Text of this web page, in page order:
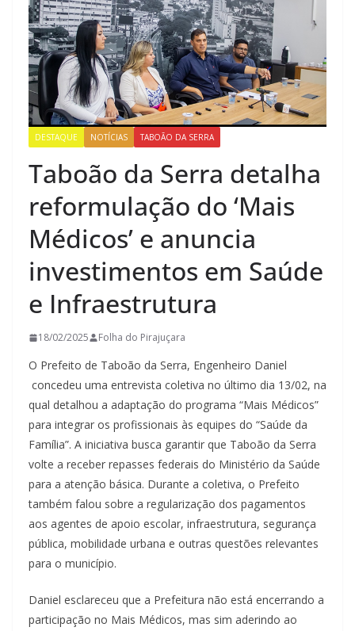
DESTAQUE NOTÍCIAS TABOÃO DA SERRA
Taboão da Serra detalha
reformulação do ‘Mais
Médicos’ e anuncia
investimentos em Saúde
e Infraestrutura
18/02/2025 Folha do Pirajuçara
O Prefeito de Taboão da Serra, Engenheiro Daniel
concedeu uma entrevista coletiva no último dia 13/02, na
qual detalhou a adaptação do programa “Mais Médicos”
para integrar os profissionais às equipes do “Saúde da
Família”. A iniciativa busca garantir que Taboão da Serra
volte a receber repasses federais do Ministério da Saúde
para a atenção básica. Durante a coletiva, o Prefeito
também falou sobre a regularização dos pagamentos
aos agentes de apoio escolar, infraestrutura, segurança
pública, mobilidade urbana e outras questões relevantes
para o município.
Daniel esclareceu que a Prefeitura não está encerrando a
participação no Mais Médicos, mas sim aderindo ao